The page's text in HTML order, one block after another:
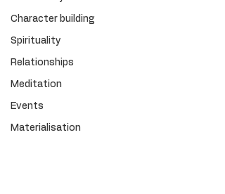
Character building
Spirituality
Relationships
Meditation
Events
Materialisation